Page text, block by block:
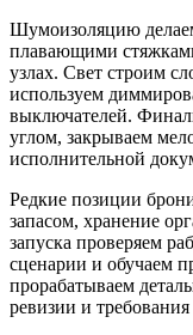
Шумоизоляцию
плавающими
узлах. Свет строим
используем
выключателей.
углом, закрываем
исполнительной
Редкие позиции
запасом, хранение
запуска проверяем
сценарии и обучаем
прорабатываем
ревизии и